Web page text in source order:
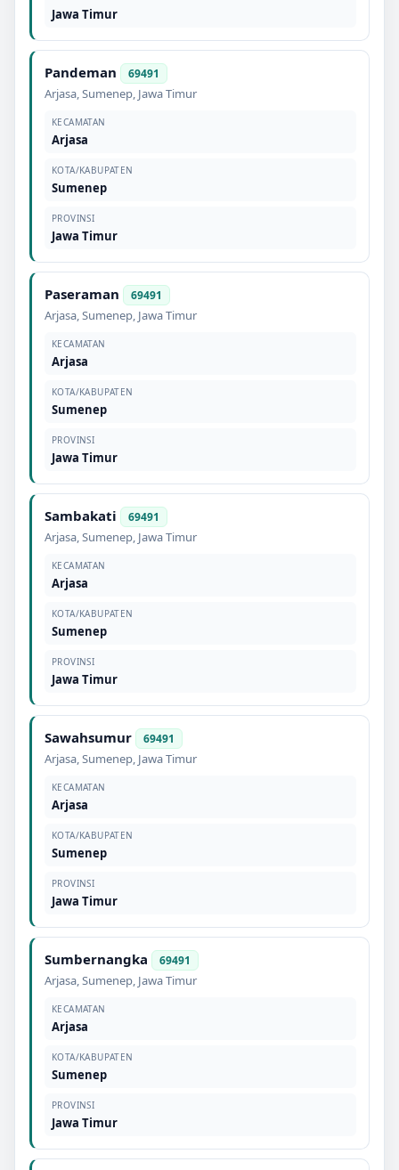
Jawa Timur
Pandeman 69491
Arjasa,Sumenep, Jawa Timur
KECAMATAN
Arjasa
KOTA/KABUPATEN
Sumenep
PROVINSI
Jawa Timur
Paseraman 69491
Arjasa,Sumenep, Jawa Timur
KECAMATAN
Arjasa
KOTA/KABUPATEN
Sumenep
PROVINSI
Jawa Timur
Sambakati 69491
Arjasa,Sumenep, Jawa Timur
KECAMATAN
Arjasa
KOTA/KABUPATEN
Sumenep
PROVINSI
Jawa Timur
Sawahsumur 69491
Arjasa,Sumenep, Jawa Timur
KECAMATAN
Arjasa
KOTA/KABUPATEN
Sumenep
PROVINSI
Jawa Timur
Sumbernangka 69491
Arjasa,Sumenep, Jawa Timur
KECAMATAN
Arjasa
KOTA/KABUPATEN
Sumenep
PROVINSI
Jawa Timur